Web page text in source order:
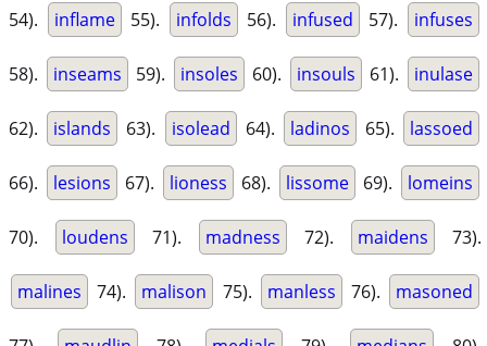
54). inflame 55). infolds 56). infused 57). infuses
58). inseams 59). insoles 60). insouls 61). inulase
62). islands 63). isolead 64). ladinos 65). lassoed
66). lesions 67). lioness 68). lissome 69). lomeins
70). loudens 71). madness 72). maidens 73).
malines 74). malison 75). manless 76). masoned